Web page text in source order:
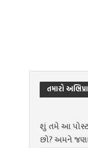
તમારો
શું તમે આ
છો? અમને